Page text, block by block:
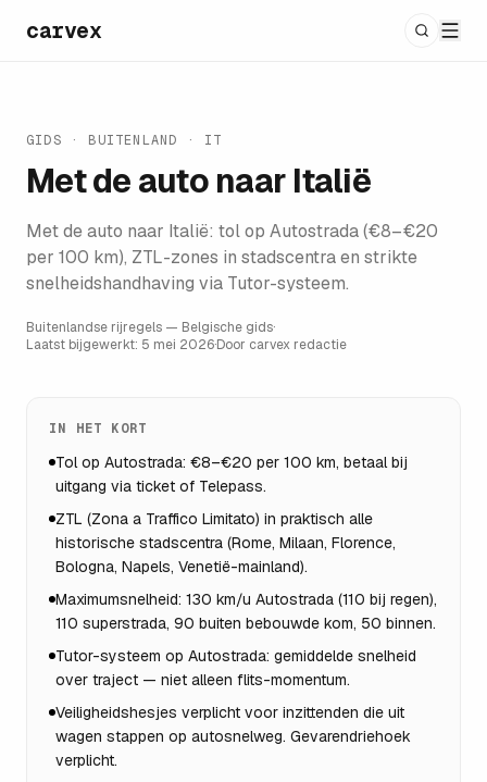
carvex
GIDS · BUITENLAND · IT
Met de auto naar Italië
Met de auto naar Italië: tol op Autostrada (€8–€20
per 100 km), ZTL-zones in stadscentra en strikte
snelheidshandhaving via Tutor-systeem.
Buitenlandse rijregels — Belgische gids·
Laatst bijgewerkt: 5 mei 2026·Door carvex redactie
IN HET KORT
Tol op Autostrada: €8–€20 per 100 km, betaal bij
uitgang via ticket of Telepass.
ZTL (Zona a Traffico Limitato) in praktisch alle
historische stadscentra (Rome, Milaan, Florence,
Bologna, Napels, Venetië-mainland).
Maximumsnelheid: 130 km/u Autostrada (110 bij regen),
110 superstrada, 90 buiten bebouwde kom, 50 binnen.
Tutor-systeem op Autostrada: gemiddelde snelheid
over traject — niet alleen flits-momentum.
Veiligheidshesjes verplicht voor inzittenden die uit
wagen stappen op autosnelweg. Gevarendriehoek
verplicht.